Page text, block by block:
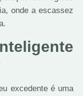
onde a escassez
excedente é uma